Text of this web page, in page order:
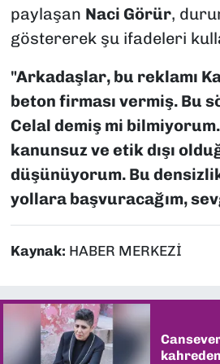
paylaşan Naci Görür,
göstererek şu ifadeleri
"Arkadaşlar, bu reklamı
beton firması vermiş. Bu
Celal demiş mi
kanunsuz ve etik dışı
düşünüyorum. Bu
yollara başvuracağım,
Kaynak: HABER MERKEZİ